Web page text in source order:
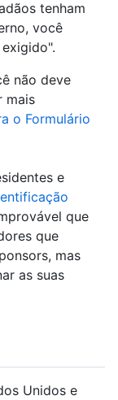
tenham
você
não deve
mais
o Formulário
e
que
que
mas
as suas
Unidos e